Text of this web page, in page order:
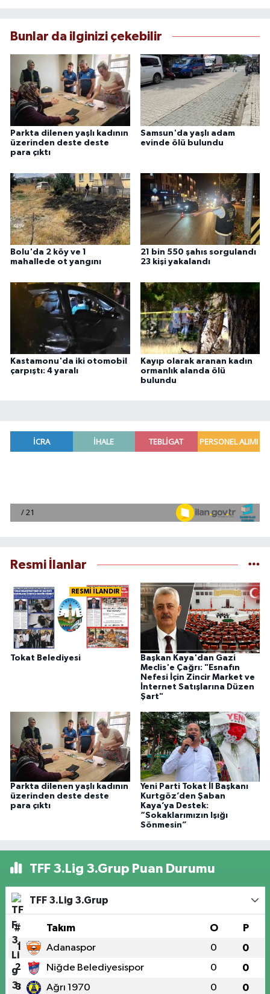
Bunlar da ilginizi çekebilir
Parkta dilenen yaşlı kadının
üzerinden deste deste
para çıktı
Samsun'da yaşlı adam
evinde ölü bulundu
Bolu'da 2 köy ve 1
mahallede ot yangını
21 bin 550 şahıs sorgulandı
23 kişi yakalandı
Kastamonu'da iki otomobil
çarpıştı: 4 yaralı
Kayıp olarak aranan kadın
ormanlık alanda ölü
bulundu
Resmi İlanlar
RESMİ İLANDIR
Tokat Belediyesi
Başkan Kaya'dan Gazi
Meclis'e Çağrı: "Esnafın
Nefesi İçin Zincir Market ve
İnternet Satışlarına Düzen
Şart"
Parkta dilenen yaşlı kadının
üzerinden deste deste
para çıktı
Yeni Parti Tokat İl Başkanı
Kurtgöz’den Şaban
Kaya’ya Destek:
“Sokaklarımızın Işığı
Sönmesin”
TFF 3.Lig 3.Grup Puan Durumu
TFF 3.Lig 3.Grup
# Takım O P
1 Adanaspor 0 0
2 Niğde Belediyesispor 0 0
3 Ağrı 1970 0 0